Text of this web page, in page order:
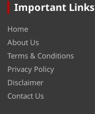
Important Links
Home
About Us
Terms & Conditions
Privacy Policy
Disclaimer
Contact Us